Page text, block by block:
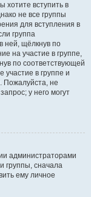
хотите вступить в
не все группы
для вступления в
группа
ней, щёлкнув по
на участие в группе,
по соответствующей
в группе и
Пожалуйста, не
у него могут
администраторами
группы, сначала
ему личное